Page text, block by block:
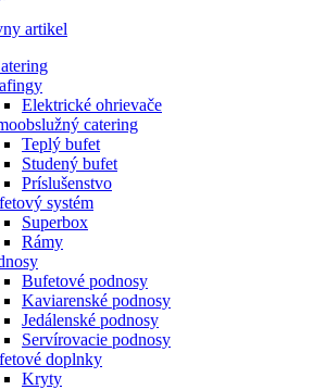
artikel
Elektrické ohrievače
catering
Teplý bufet
Studený bufet
Príslušenstvo
systém
Superbox
Rámy
Bufetové podnosy
Kaviarenské podnosy
Jedálenské podnosy
Servírovacie podnosy
doplnky
Kryty